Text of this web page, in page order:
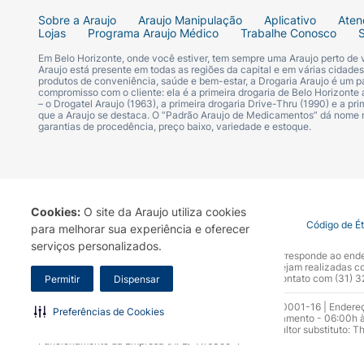
Cookies: O site da Araujo utiliza cookies
para melhorar sua experiência e oferecer
serviços personalizados.
Permitir Dispensar
Preferências de Cookies
Sobre a Araujo Araujo Manipulação Aplicativo
Lojas
Programa Araujo Médico Trabalhe Conosco
Em Belo Horizonte, onde você estiver, tem sempre uma Araujo perto
Araujo está presente em todas as regiões da capital e em várias
produtos de conveniência, saúde e bem-estar, a Drogaria Araujo é um
compromisso com o cliente: ela é a primeira drogaria de Belo
– o Drogatel Araujo (1963), a primeira drogaria Drive-Thru (1990) e a
que a Araujo se destaca. O “Padrão Araujo de Medicamentos” dá
garantias de procedência, preço baixo, variedade e estoque.
Termo de Uso Portal da Privacidade Covid-19 Código de
A Drogaria Araujo S/A informa que o seu site oficial corresponde ao
marca. Para sua segurança recomendamos que não sejam realizadas
Araujo S.A. Em caso de dúvidas, gentileza entrar em contato com (31)
Razão Social: Drogaria Araujo S.A | CNPJ: 17.256.512.0001-16 |
0300.313.1010 e (31) 3270-5000 Horário de funcionamento - 06:00h
10.965 | Yasmin Silva Alvarenga – CRF 52.584 - Consultor substituto:
Funcionamento da Empresa (AFE): 7.16355-1